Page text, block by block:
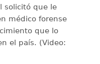
solicitó que le
médico forense
que lo
el país. (Video: